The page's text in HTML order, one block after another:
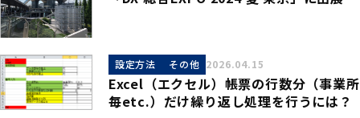
設定方法 その他 2026.04.15
Excel（エクセル）帳票の行数分（事業所
毎etc.）だけ繰り返し処理を行うには？